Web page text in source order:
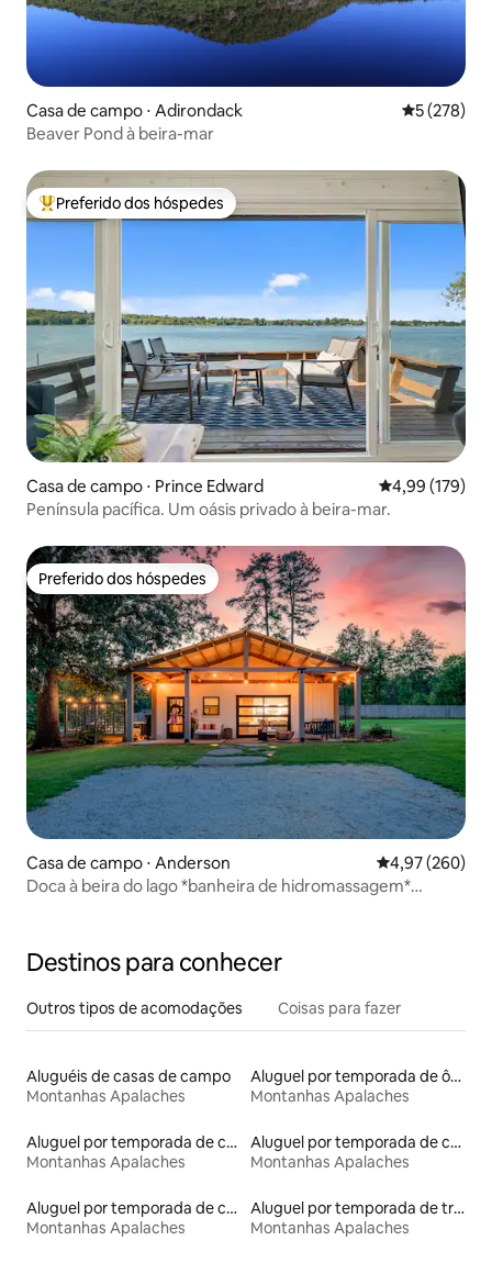
Casa de campo ⋅ Adirondack 5 de uma
5 (278)
Beaver Pond à beira-mar
Entre os melhores preferidos dos hóspedes
Preferido dos hóspedes
Casa de campo ⋅ Prince Edward 4,99 de uma
4,99 (179)
Península pacífica. Um oásis privado à beira-mar.
Preferido dos hóspedes
Preferido dos hóspedes
Casa de campo ⋅ Anderson 4,97 de uma
4,97 (260)
Doca à beira do lago *banheira de hidromassagem*
Destinos para conhecer
Outros tipos de acomodações Coisas para fazer
Aluguéis de casas de campo
Montanhas Apalaches
Aluguel por temporada de ônibus
Montanhas Apalaches
Aluguel por temporada de casas arredondadas
Montanhas Apalaches
Aluguel por temporada de casas na árvore
Montanhas Apalaches
Aluguel por temporada de casas de hóspedes
Montanhas Apalaches
Aluguel por temporada de trens
Montanhas Apalaches